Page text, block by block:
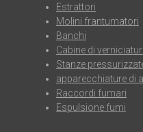
Estrattori
Molini frantumatori
Banchi
Cabine di
Stanze
apparecchiature di
Raccordi fumari
Espulsione fumi